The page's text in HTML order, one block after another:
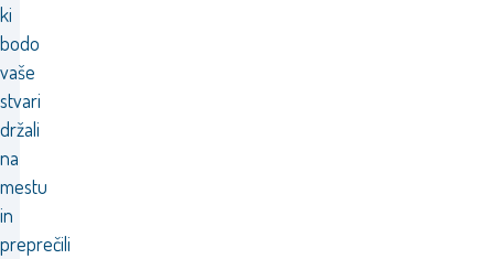
ki
bodo
vaše
stvari
držali
na
mestu
in
preprečili